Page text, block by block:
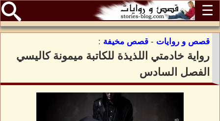
☰
قصص و روايات - قصص مخيفة :
رواية خادمتي اللذيذة للكاتبة ميمونة كاليسي
الفصل السادس